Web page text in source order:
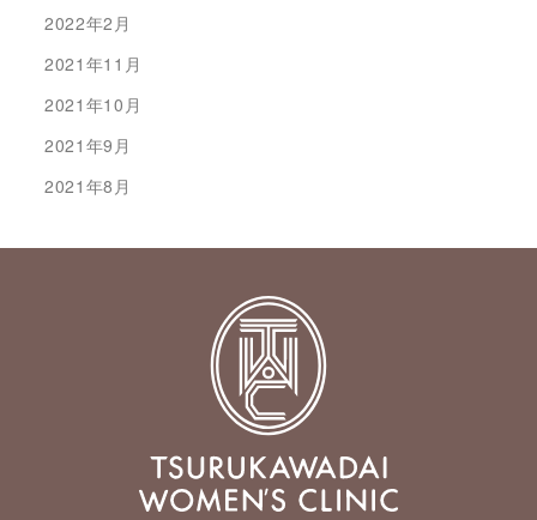
2022年2月
2021年11月
2021年10月
2021年9月
2021年8月